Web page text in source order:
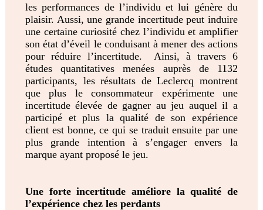
les performances de l’individu et lui génère du
plaisir. Aussi, une grande incertitude peut induire
une certaine curiosité chez l’individu et amplifier
son état d’éveil le conduisant à mener des actions
pour réduire l’incertitude. Ainsi, à travers 6
études quantitatives menées auprès de 1132
participants, les résultats de Leclercq montrent
que plus le consommateur expérimente une
incertitude élevée de gagner au jeu auquel il a
participé et plus la qualité de son expérience
client est bonne, ce qui se traduit ensuite par une
plus grande intention à s’engager envers la
marque ayant proposé le jeu.
Une forte incertitude améliore la qualité de
l’expérience chez les perdants